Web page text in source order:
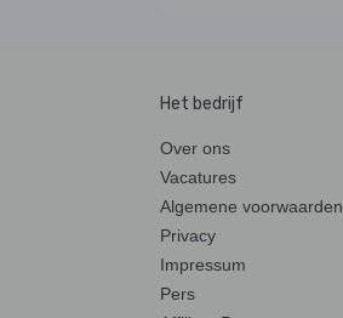
Het bedrijf
Over ons
Vacatures
Algemene voorwaarden
Privacy
Impressum
Pers